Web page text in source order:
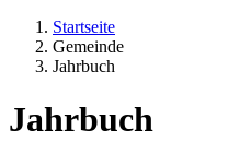
Startseite
Gemeinde
Jahrbuch
Jahrbuch